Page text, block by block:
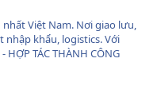
Việt Nam. Nơi giao lưu,
nhập khẩu, logistics. Với
TÁC THÀNH CÔNG